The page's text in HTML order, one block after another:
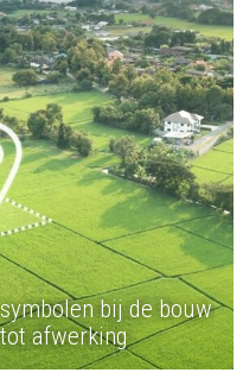
bij de bouw
afwerking